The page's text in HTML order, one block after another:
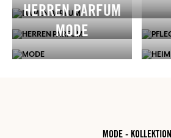
HERREN PARFUM
MODE
MODE - KOLLEKTION